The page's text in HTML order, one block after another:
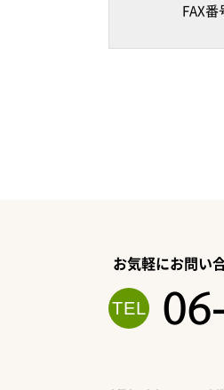
FAX番
お気軽にお問い